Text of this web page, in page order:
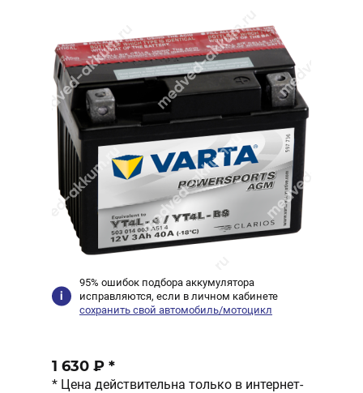
95% ошибок подбора аккумулятора
исправляются, если в личном кабинете
сохранить свой автомобиль/мотоцикл
1 630 ₽ *
* Цена действительна только в интернет-